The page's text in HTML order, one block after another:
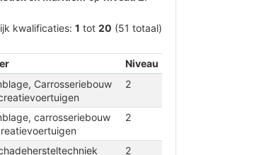
kwalificaties: 1 tot 20 (51 totaal)
Niveau
Carrosseriebouw
2
carrosseriebouw
2
2